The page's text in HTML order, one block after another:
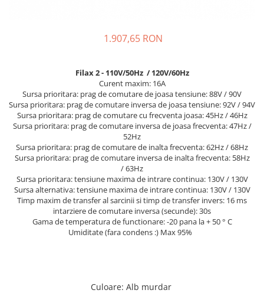
Redresoare, incarcatoare si testere
1.907,65 RON
Filax 2 - 110V/50Hz / 120V/60Hz
Curent maxim: 16A
Sursa prioritara: prag de comutare de joasa tensiune: 88V / 90V
Sursa prioritara: prag de comutare inversa de joasa tensiune: 92V / 94V
Sursa prioritara: prag de comutare cu frecventa joasa: 45Hz / 46Hz
Sursa prioritara: prag de comutare inversa de joasa frecventa: 47Hz /
52Hz
Sursa prioritara: prag de comutare de inalta frecventa: 62Hz / 68Hz
Sursa prioritara: prag de comutare inversa de inalta frecventa: 58Hz
/ 63Hz
Sursa prioritara: tensiune maxima de intrare continua: 130V / 130V
Sursa alternativa: tensiune maxima de intrare continua: 130V / 130V
Timp maxim de transfer al sarcinii si timp de transfer invers: 16 ms
intarziere de comutare inversa (secunde): 30s
Gama de temperatura de functionare: -20 pana la + 50 ° C
Umiditate (fara condens :) Max 95%
Culoare: Alb murdar